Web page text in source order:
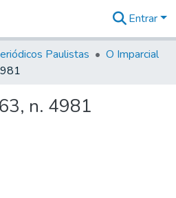
&
Coleções
Tudo na
Digital
Entrar
Paulistas
O Imparcial
n. 4981